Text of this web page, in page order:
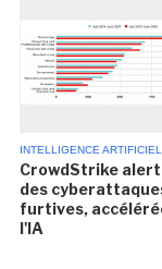
INTELLIGENCE
CrowdStrike
des
furtives,
l'IA